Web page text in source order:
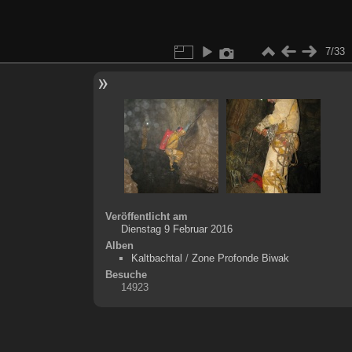
7/33
Veröffentlicht am
Dienstag 9 Februar 2016
Alben
Kaltbachtal / Zone Profonde Biwak
Besuche
14923